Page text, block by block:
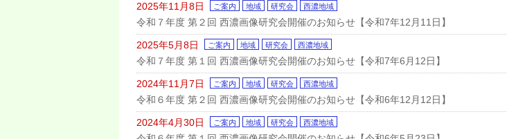
2025年11月8日 ご案内 地域 研究会 西濃地域
令和７年度 第２回 西濃画像研究会開催のお知らせ【令和7年12月11日】
2025年5月8日 ご案内 地域 研究会 西濃地域
令和７年度 第１回 西濃画像研究会開催のお知らせ【令和7年6月12日】
2024年11月7日 ご案内 地域 研究会 西濃地域
令和６年度 第２回 西濃画像研究会開催のお知らせ【令和6年12月12日】
2024年4月30日 ご案内 地域 研究会 西濃地域